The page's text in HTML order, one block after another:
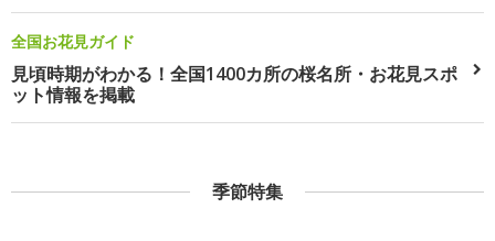
全国お花見ガイド
見頃時期がわかる！全国1400カ所の桜名所・お花見スポ
ット情報を掲載
季節特集